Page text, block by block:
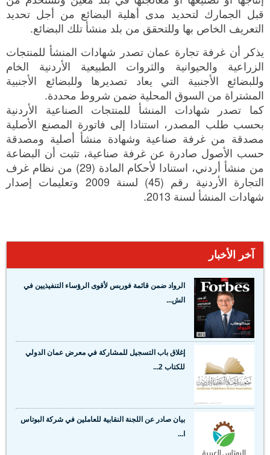
قبل الجمارك لتحديد مدى أهلية البضائع من أجل تحديد
التعريف الخاص بها وللتحقق من بلد منشأ تلك البضائع.
يذكر أن غرفة تجارة عمان تصدر شهادات المنشأ للمنتجات
الزراعية والحيوانية والثروات الطبيعية الأردنية الخام
وللبضائع الأجنبية التي يعاد تصديرها وللبضائع الأجنبية
المشتراة من السوق المحلية ضمن شروط محددة.
كما تصدر شهادات المنشأ للمنتجات الصناعية الأردنية
بحسب طلب المصدر، استنادا إلى فاتورة المصنع الأصلية
مصدقة من غرفة صناعية وشهادة منشأ أصلية ومصدقة
حسب الأصول صادرة عن غرفة صناعية، تثبت أن البضاعة
من منشأ أردني، استنادا لأحكام المادة (29) من نظام غرف
التجارة الأردنية رقم (45) لسنة 2009 وتعليمات إصدار
شهادات المنشأ لسنة 2013.
آخر الأخبار
الرواد ضمن قائمة فوربس لأقوى الرؤساء التنفيذيين في
الش...
إغلاق باب التسجيل للمشاركة في معرض عمان الدولي
للكتاب 2...
بيان صادر عن اللجنة النقابية للعاملين في شركة البوتاس
ا...